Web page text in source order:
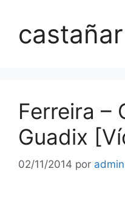
castañar
Ferreira –
Guadix
02/11/2014 por admin